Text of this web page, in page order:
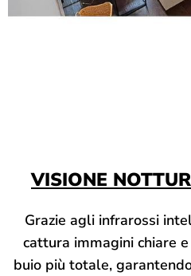
VISIONE
Grazie agli infrarossi
cattura immagini chiare
buio più totale,